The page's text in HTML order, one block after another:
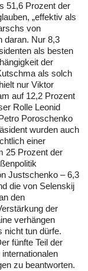
51,6 Prozent der
„effektiv als
von
daran. Nur 8,3
als besten
der
als solch
nur Viktor
auf 12,2 Prozent
Rolle Leonid
Poroschenko
wurden auch
einer
25 Prozent der
Justschenko – 6,3
die von Selenskij
den
der
verhängen
nicht tun dürfe.
fünfte Teil der
zu beantworten.